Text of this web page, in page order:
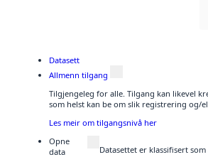
Datasett
Allmenn tilgang
Tilgjengeleg for alle. Tilgang kan likevel
som helst kan be om slik registrering og/
Les meir om tilgangsnivå her
Opne
data
Datasettet er klassifisert